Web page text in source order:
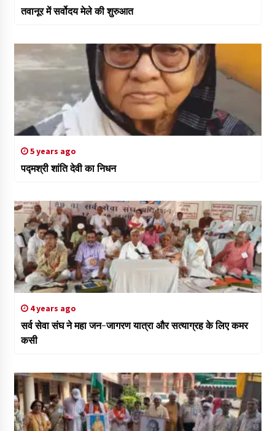
तवानूर में सर्वोदय मेले की शुरुआत
5 years ago
पद्मश्री शांति देवी का निधन
4 years ago
सर्व सेवा संघ ने महा जन-जागरण यात्रा और सत्याग्रह के लिए कमर
कसी